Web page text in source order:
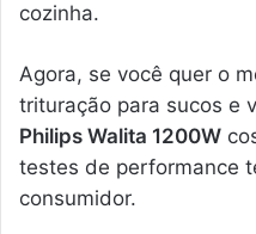
cozinha.
Agora, se você quer o
trituração para sucos e
Philips Walita 1200W
testes de performance
consumidor.